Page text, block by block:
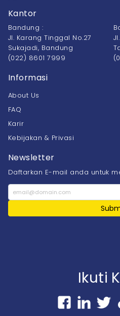
Kantor
Bandung :
Jl. Karang Tinggal No.27
Sukajadi, Bandung
(022) 8601 7999
Informasi
About Us
FAQ
Karir
Kebijakan & Privasi
Newsletter
Daftarkan E-mail anda untuk
Ikuti